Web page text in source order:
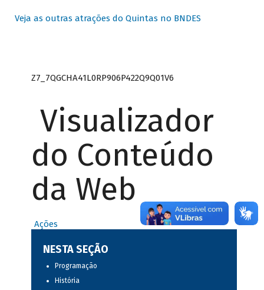
Veja as outras atrações do Quintas no BNDES
Z7_7QGCHA41L0RP906P422Q9Q01V6
Visualizador
do Conteúdo
da Web
Ações
NESTA SEÇÃO
Programação
História